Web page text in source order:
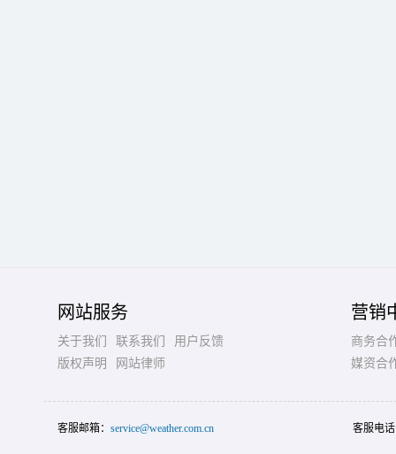
网站服务
关于我们 联系我们
用户反馈
版权声明
网站律师
营销
商务合
媒资合
客服邮箱： service@weather.com.cn 客服电